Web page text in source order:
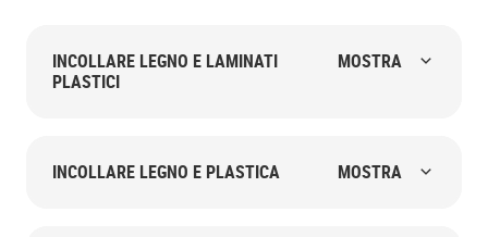
INCOLLARE LEGNO E LAMINATI
PLASTICI
MOSTRA
INCOLLARE LEGNO E PLASTICA MOSTRA